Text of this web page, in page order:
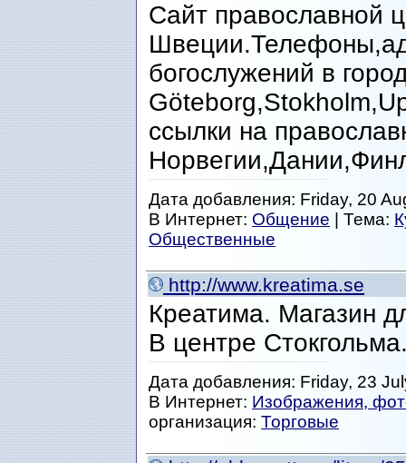
Сайт православной
богослужений в
ссылки на
Дата добавления: Friday, 20
В Интернет: Общение | Тема:
Общественные
http://www.kreatima.se
Креатима. Магазин
В центре
Дата добавления: Friday, 23
В Интернет: Изображения,
организация: Торговые